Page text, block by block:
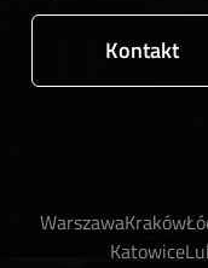
Kontakt
WarszawaKraków
Katowice